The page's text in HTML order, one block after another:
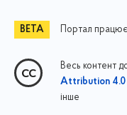
Портал
Весь контент
Attribution 4.0
інше